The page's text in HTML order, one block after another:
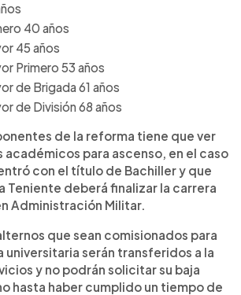
40 años
45 años
Primero 53 años
de Brigada 61 años
de División 68 años
de la reforma tiene que ver
académicos para ascenso, en el caso
con el título de Bachiller y que
Teniente deberá finalizar la carrera
Administración Militar.
que sean comisionados para
universitaria serán transferidos a la
y no podrán solicitar su baja
hasta haber cumplido un tiempo de